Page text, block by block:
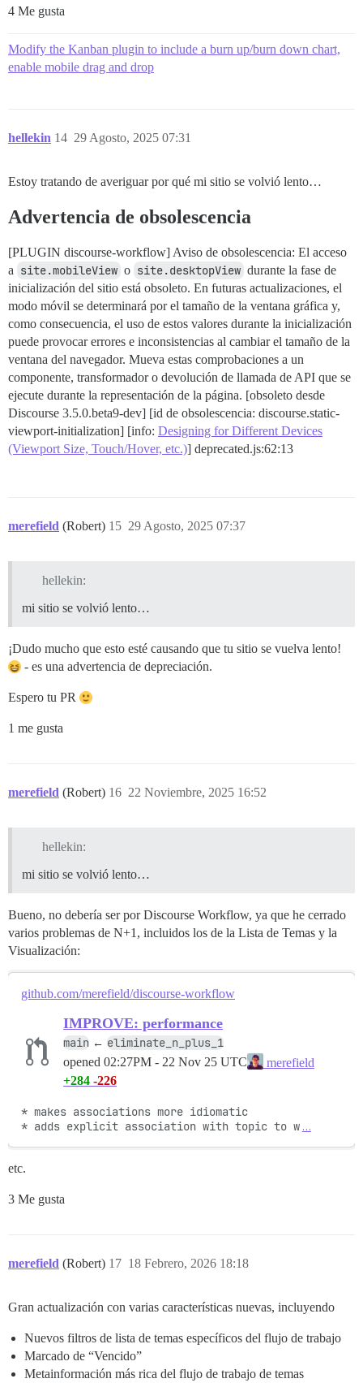
4 Me gusta
Modify the Kanban plugin to include a burn up/burn down chart,
enable mobile drag and drop
hellekin 29 Agosto, 2025 07:31
14
Estoy tratando de averiguar por qué mi sitio se volvió lento…
Advertencia de obsolescencia
[PLUGIN discourse-workflow] Aviso de obsolescencia: El acceso
a site.mobileView o site.desktopView durante la fase de
inicialización del sitio está obsoleto. En futuras actualizaciones, el
modo móvil se determinará por el tamaño de la ventana gráfica y,
como consecuencia, el uso de estos valores durante la inicialización
puede provocar errores e inconsistencias al cambiar el tamaño de la
ventana del navegador. Mueva estas comprobaciones a un
componente, transformador o devolución de llamada de API que se
ejecute durante la representación de la página. [obsoleto desde
Discourse 3.5.0.beta9-dev] [id de obsolescencia: discourse.static-
viewport-initialization] [info: Designing for Different Devices
(Viewport Size, Touch/Hover, etc.)] deprecated.js:62:13
merefield (Robert) 29 Agosto, 2025 07:37
15
hellekin:
mi sitio se volvió lento…
¡Dudo mucho que esto esté causando que tu sitio se vuelva lento!
- es una advertencia de depreciación.
Espero tu PR
1 me gusta
merefield (Robert) 22 Noviembre, 2025 16:52
16
hellekin:
mi sitio se volvió lento…
Bueno, no debería ser por Discourse Workflow, ya que he cerrado
varios problemas de N+1, incluidos los de la Lista de Temas y la
Visualización:
github.com/merefield/discourse-workflow
IMPROVE: performance
main ← eliminate_n_plus_1
opened 02:27PM - 22 Nov 25 UTC
merefield
+284 -226
* makes associations more idiomatic
* adds explicit association with topic to w …
etc.
3 Me gusta
merefield (Robert) 18 Febrero, 2026 18:18
17
Gran actualización con varias características nuevas, incluyendo
Nuevos filtros de lista de temas específicos del flujo de trabajo
Marcado de “Vencido”
Metainformación más rica del flujo de trabajo de temas